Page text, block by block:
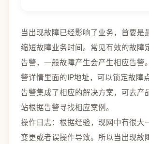
当出现故障已经影响了业务，首要是
缩短故障业务时间。常见有效的故障
告警，一般故障产生会产生相应告警
警详情里面的IP地址，可以锁定故障
告警集成了相应的解决方案，可去产
站根据告警寻找相应案例。
操作日志：根据经验，现网中有很大
变更或者误操作导致。所以当出现故